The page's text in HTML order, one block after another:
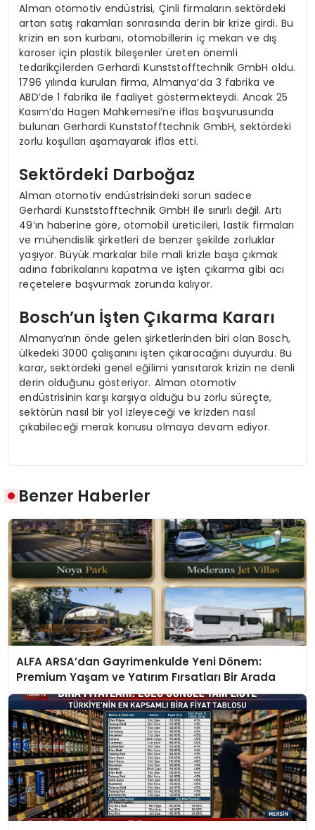
Alman otomotiv endüstrisi, Çinli firmaların sektördeki
artan satış rakamları sonrasında derin bir krize girdi. Bu
krizin en son kurbanı, otomobillerin iç mekan ve dış
karoser için plastik bileşenler üreten önemli
tedarikçilerden Gerhardi Kunststofftechnik GmbH oldu.
1796 yılında kurulan firma, Almanya’da 3 fabrika ve
ABD’de 1 fabrika ile faaliyet göstermekteydi. Ancak 25
Kasım’da Hagen Mahkemesi’ne iflas başvurusunda
bulunan Gerhardi Kunststofftechnik GmbH, sektördeki
zorlu koşulları aşamayarak iflas etti.
Sektördeki Darboğaz
Alman otomotiv endüstrisindeki sorun sadece
Gerhardi Kunststofftechnik GmbH ile sınırlı değil. Artı
49’ın haberine göre, otomobil üreticileri, lastik firmaları
ve mühendislik şirketleri de benzer şekilde zorluklar
yaşıyor. Büyük markalar bile mali krizle başa çıkmak
adına fabrikalarını kapatma ve işten çıkarma gibi acı
reçetelere başvurmak zorunda kalıyor.
Bosch’un İşten Çıkarma Kararı
Almanya’nın önde gelen şirketlerinden biri olan Bosch,
ülkedeki 3000 çalışanını işten çıkaracağını duyurdu. Bu
karar, sektördeki genel eğilimi yansıtarak krizin ne denli
derin olduğunu gösteriyor. Alman otomotiv
endüstrisinin karşı karşıya olduğu bu zorlu süreçte,
sektörün nasıl bir yol izleyeceği ve krizden nasıl
çıkabileceği merak konusu olmaya devam ediyor.
Benzer Haberler
ALFA ARSA’dan Gayrimenkulde Yeni Dönem:
Premium Yaşam ve Yatırım Fırsatları Bir Arada